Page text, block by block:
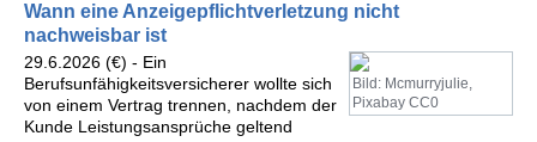
Wann eine Anzeigepflichtverletzung nicht
nachweisbar ist
Bild: Mcmurryjulie,
Pixabay CC0
29.6.2026 (€) - Ein
Berufsunfähigkeitsversicherer wollte sich
von einem Vertrag trennen, nachdem der
Kunde Leistungsansprüche geltend